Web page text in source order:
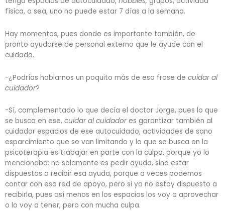
física, o sea, uno no puede estar 7 días a la semana.
Hay momentos, pues donde es importante también, de
pronto ayudarse de personal externo que le ayude con el
cuidado.
-¿Podrías hablarnos un poquito más de esa frase de cuidar al
cuidador?
-Sí, complementado lo que decía el doctor Jorge, pues lo que
se busca en ese, cuidar al cuidadores garantizar también al
cuidador espacios de ese autocuidado, actividades de sano
esparcimiento que se van limitando y lo que se busca en la
psicoterapia es trabajar en parte con la culpa, porque yo lo
mencionaba: no solamente es pedir ayuda, sino estar
dispuestos a recibir esa ayuda, porque a veces podemos
contar con esa red de apoyo, pero si yo no estoy dispuesto a
recibirla, pues así menos en los espacios los voy a aprovechar
o lo voy a tener, pero con mucha culpa.